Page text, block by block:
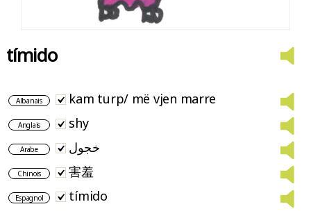
tímido
Albanais kam turp/ më vjen marre
Anglais shy
Arabe خجول
Chinois 害羞
Espagnol tímido